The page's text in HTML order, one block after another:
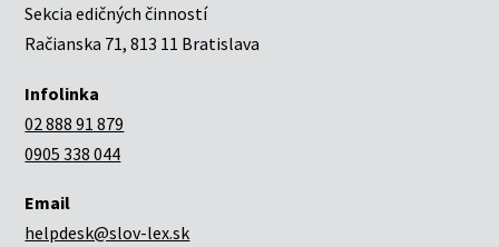
Sekcia edičných činností
Račianska 71, 813 11 Bratislava
Infolinka
02 888 91 879
0905 338 044
Email
helpdesk@slov-lex.sk